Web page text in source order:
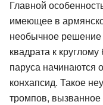
Главной
имеющее в
необычное решение
квадрата к
паруса начинаются
конхапсид. Такое
тромпов,